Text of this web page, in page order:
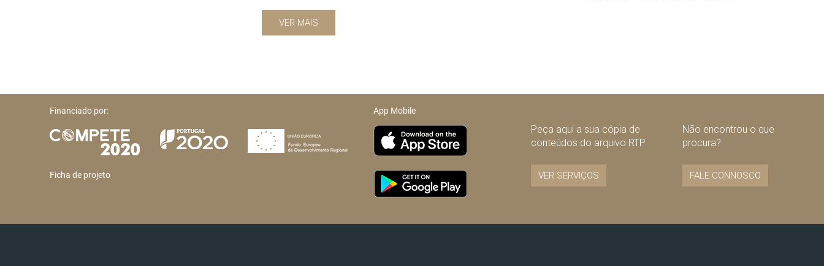
VER MAIS
Financiado por:
Ficha de projeto
App Mobile
Peça aqui a sua cópia de
conteúdos do arquivo RTP
VER SERVIÇOS
Não encontrou o que
procura?
FALE CONNOSCO